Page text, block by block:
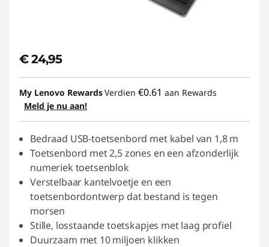
€ 24,95
My Lenovo RewardsVerdien €0.61 aan Rewards
Meld je nu aan!
Bedraad USB-toetsenbord met kabel van 1,8 m
Toetsenbord met 2,5 zones en een afzonderlijk
numeriek toetsenblok
Verstelbaar kantelvoetje en een
toetsenbordontwerp dat bestand is tegen
morsen
Stille, losstaande toetskapjes met laag profiel
Duurzaam met 10 miljoen klikken